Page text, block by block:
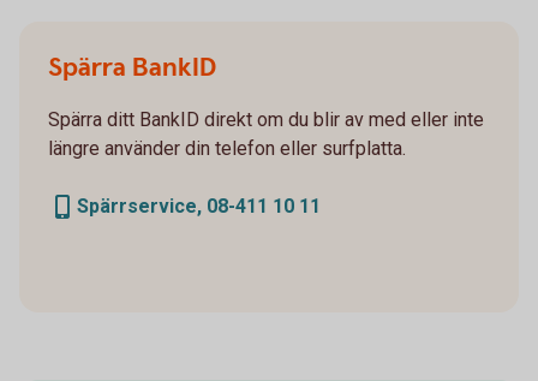
Spärra BankID
Spärra ditt BankID direkt om du blir av med eller inte
längre använder din telefon eller surfplatta.
Spärrservice, 08-411 10 11